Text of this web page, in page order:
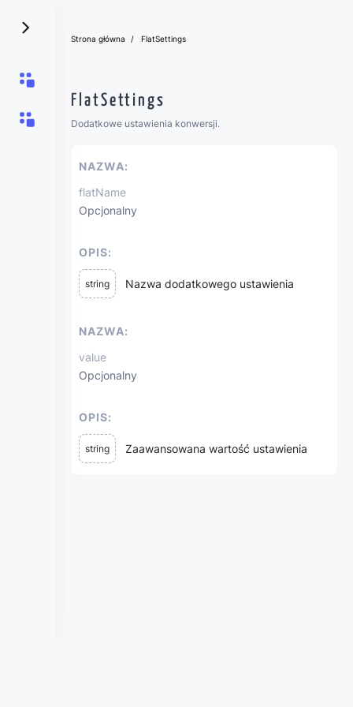
Strona główna FlatSettings
FlatSettings
Dodatkowe ustawienia konwersji.
NAZWA:
flatName
Opcjonalny
OPIS:
string Nazwa dodatkowego ustawienia
NAZWA:
value
Opcjonalny
OPIS:
string Zaawansowana wartość ustawienia